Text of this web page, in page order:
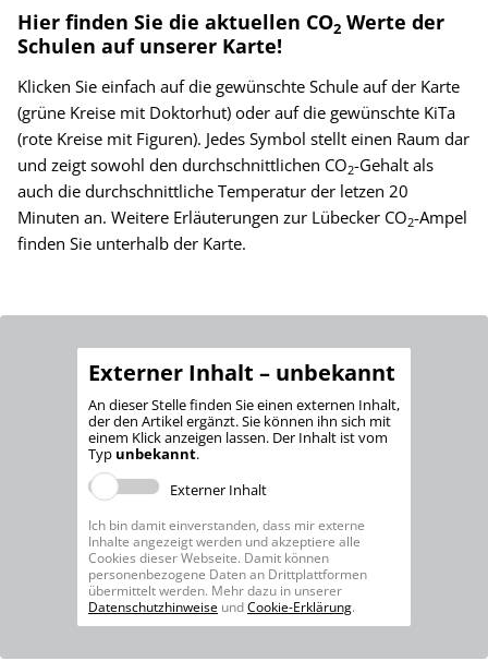
Hier finden Sie die aktuellen CO2 Werte der
Schulen auf unserer Karte!
Klicken Sie einfach auf die gewünschte Schule auf der Karte
(grüne Kreise mit Doktorhut) oder auf die gewünschte KiTa
(rote Kreise mit Figuren). Jedes Symbol stellt einen Raum dar
und zeigt sowohl den durchschnittlichen CO2-Gehalt als
auch die durchschnittliche Temperatur der letzen 20
Minuten an. Weitere Erläuterungen zur Lübecker CO2-Ampel
finden Sie unterhalb der Karte.
Externer Inhalt – unbekannt
An dieser Stelle finden Sie einen externen Inhalt,
der den Artikel ergänzt. Sie können ihn sich mit
einem Klick anzeigen lassen. Der Inhalt ist vom
Typ unbekannt.
Externer Inhalt
Ich bin damit einverstanden, dass mir externe
Inhalte angezeigt werden und akzeptiere alle
Cookies dieser Webseite. Damit können
personenbezogene Daten an Drittplattformen
übermittelt werden. Mehr dazu in unserer
Datenschutzhinweise undCookie-Erklärung.